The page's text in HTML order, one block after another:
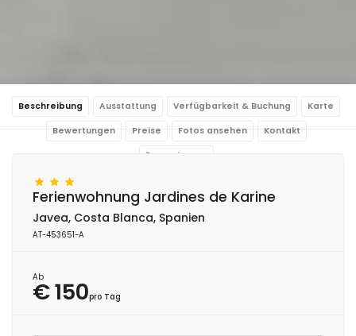
Beschreibung Ausstattung Verfügbarkeit & Buchung Karte
Bewertungen Preise Fotos ansehen Kontakt
Reservierung
Ferienwohnung Jardines de Karine
Javea, Costa Blanca, Spanien
AT-453651-A
Ab
€ 150pro Tag